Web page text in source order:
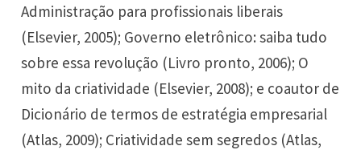
Administração para profissionais liberais
(Elsevier, 2005); Governo eletrônico: saiba tudo
sobre essa revolução (Livro pronto, 2006); O
mito da criatividade (Elsevier, 2008); e coautor de
Dicionário de termos de estratégia empresarial
(Atlas, 2009); Criatividade sem segredos (Atlas,